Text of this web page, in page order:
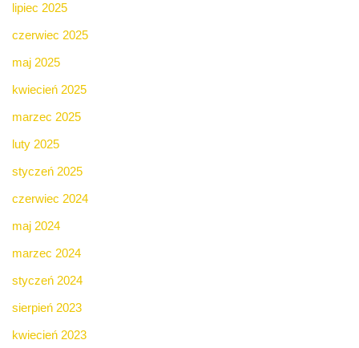
lipiec 2025
czerwiec 2025
maj 2025
kwiecień 2025
marzec 2025
luty 2025
styczeń 2025
czerwiec 2024
maj 2024
marzec 2024
styczeń 2024
sierpień 2023
kwiecień 2023